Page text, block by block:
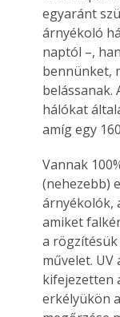
egyaránt
árnyékoló
naptól –,
bennünket,
belássanak.
hálókat
amíg egy
Vannak
(nehezebb)
árnyékolók,
amiket
a rögzítésük
művelet.
kifejezetten
erkélyükön